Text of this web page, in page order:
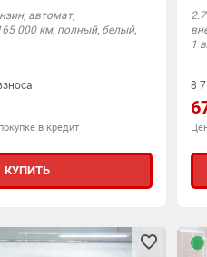
автомат,
000 км, полный, белый,
в кредит
КУПИТЬ
1
8